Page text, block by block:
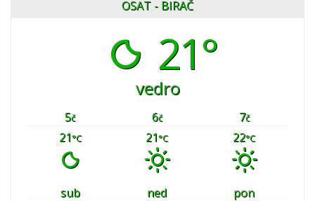
OSAT - BIRAČ
21°
vedro
5č 6č 7č
21°C 21°C 22°C
sub ned
pon